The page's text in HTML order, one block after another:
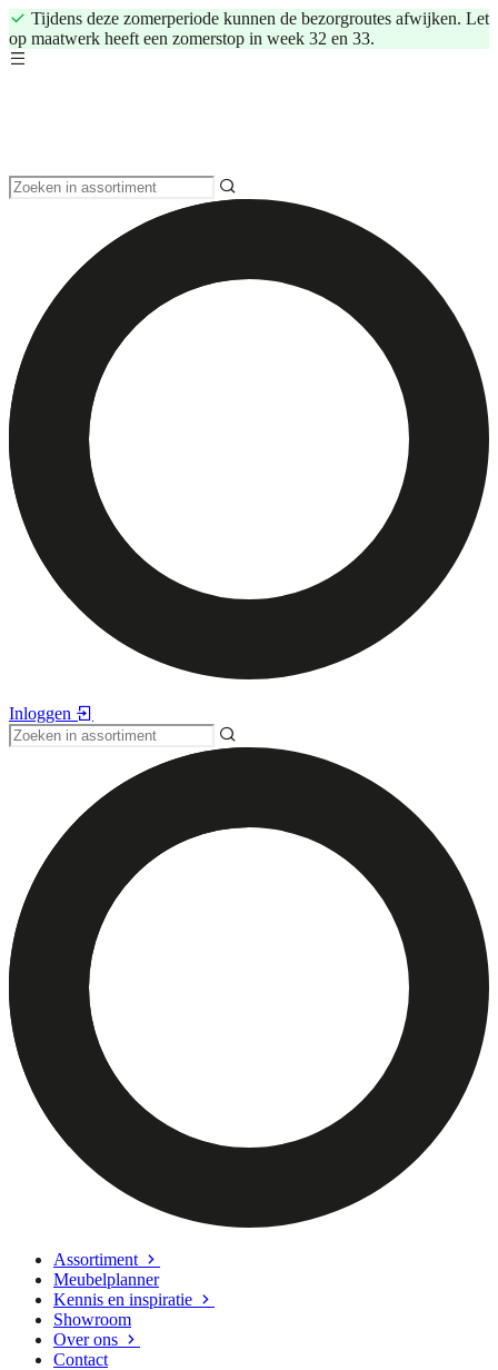
Tijdens deze zomerperiode kunnen de bezorgroutes afwijken. Let
op maatwerk heeft een zomerstop in week 32 en 33.
Inloggen
Assortiment
Meubelplanner
Kennis en inspiratie
Showroom
Over ons
Contact